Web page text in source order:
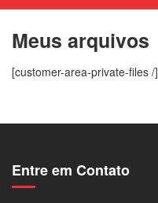
Meus arquivos
[customer-area-private-files /]
Entre em Contato